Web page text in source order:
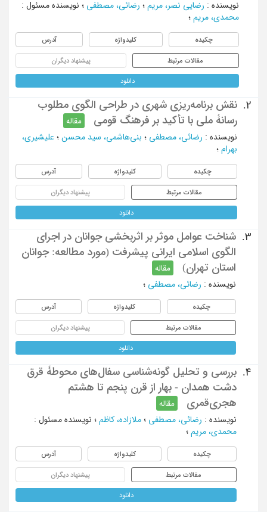
نویسنده : رضایی نصر، مریم ؛ رضائی، مصطفی ؛ نویسنده مسئول :
محمدی، مریم ؛
چکیده کلیدواژه آدرس
مقالات مرتبط پیشنهاد دیگران
دانلود
2.
نقش برنامه‌ریزی شهری در طراحی الگوی مطلوب
رسانۀ ملی با تأکید بر فرهنگ قومی
مقاله
نویسنده : رضائی، مصطفی ؛ بنی‌هاشمی، سید محسن ؛ علیشیری،
بهرام ؛
چکیده کلیدواژه آدرس
مقالات مرتبط پیشنهاد دیگران
دانلود
3.
شناخت عوامل موثر بر اثربخشی جوانان در اجرای
الگوی اسلامی ایرانی پیشرفت (مورد مطالعه: جوانان
استان تهران)
مقاله
نویسنده : رضائی، مصطفی ؛
چکیده کلیدواژه آدرس
مقالات مرتبط پیشنهاد دیگران
دانلود
4.
بررسی و تحلیل گونه‌شناسی سفال‌های محوطۀ قرق
دشت همدان - بهار از قرن پنجم تا هشتم
هجری‌قمری
مقاله
نویسنده : رضائی، مصطفی ؛ ملازاده، کاظم ؛ نویسنده مسئول :
محمدی، مریم ؛
چکیده کلیدواژه آدرس
مقالات مرتبط پیشنهاد دیگران
دانلود